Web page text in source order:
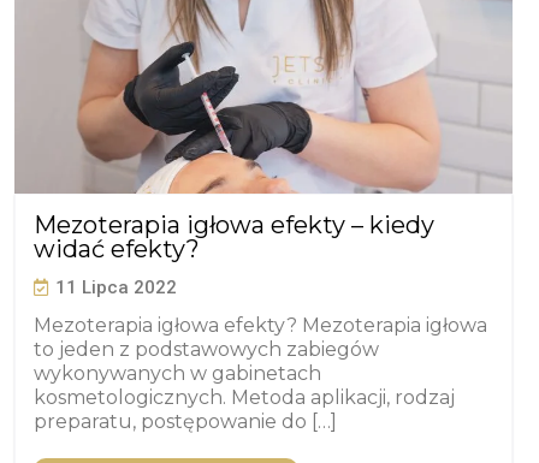
Mezoterapia igłowa efekty – kiedy
widać efekty?
11 Lipca 2022
Mezoterapia igłowa efekty? Mezoterapia igłowa
to jeden z podstawowych zabiegów
wykonywanych w gabinetach
kosmetologicznych. Metoda aplikacji, rodzaj
preparatu, postępowanie do […]